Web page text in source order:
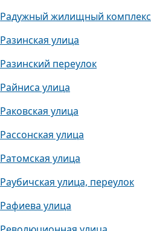
Радужный жилищный комплекс
Разинская улица
Разинский переулок
Райниса улица
Раковская улица
Рассонская улица
Ратомская улица
Раубичская улица, переулок
Рафиева улица